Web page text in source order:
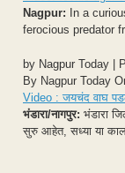
Nagpur: In a
ferocious predator
by Nagpur Today |
By Nagpur Today
Video : जयचंद वाघ
भंडारा/नागपुर: भंडारा
सुरु आहेत, सध्या या